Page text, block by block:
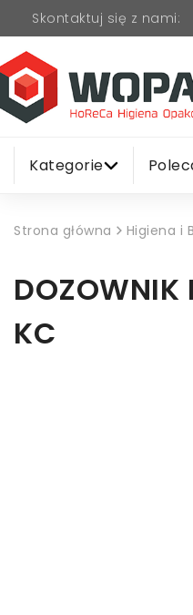
Skontaktuj się z nami:
Kategorie
Strona główna Higiena i
DOZOWNIK
KC